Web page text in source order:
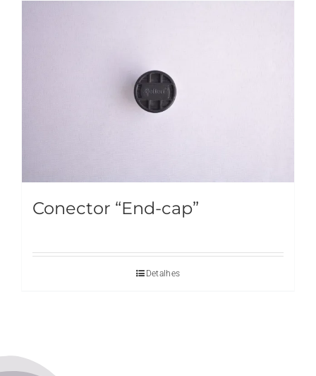
Conector “End-cap”
Detalhes